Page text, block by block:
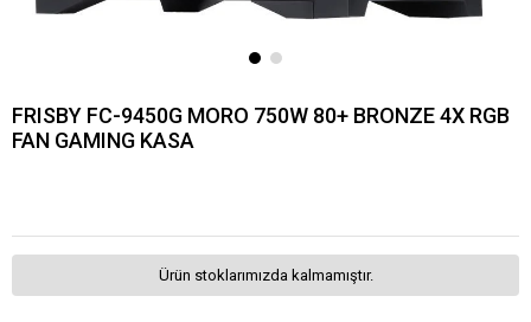
FRISBY FC-9450G MORO 750W 80+ BRONZE 4X RGB
FAN GAMING KASA
Ürün stoklarımızda kalmamıştır.